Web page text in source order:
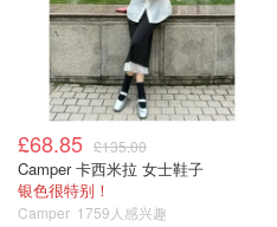
£68.85 £135.00
Camper 卡西米拉 女士鞋子
银色很特别！
Camper 1759人感兴趣